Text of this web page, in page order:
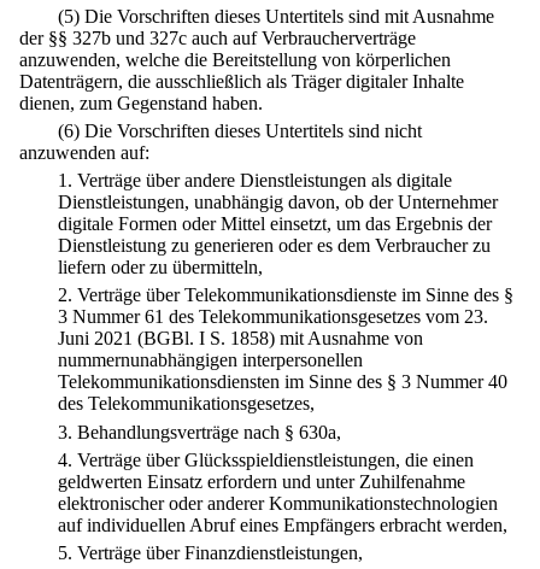
(5) Die Vorschriften dieses Untertitels sind mit Ausnahme
der §§ 327b und 327c auch auf Verbraucherverträge
anzuwenden, welche die Bereitstellung von körperlichen
Datenträgern, die ausschließlich als Träger digitaler Inhalte
dienen, zum Gegenstand haben.
(6) Die Vorschriften dieses Untertitels sind nicht
anzuwenden auf:
1. Verträge über andere Dienstleistungen als digitale
Dienstleistungen, unabhängig davon, ob der Unternehmer
digitale Formen oder Mittel einsetzt, um das Ergebnis der
Dienstleistung zu generieren oder es dem Verbraucher zu
liefern oder zu übermitteln,
2. Verträge über Telekommunikationsdienste im Sinne des §
3 Nummer 61 des Telekommunikationsgesetzes vom 23.
Juni 2021 (BGBl. I S. 1858) mit Ausnahme von
nummernunabhängigen interpersonellen
Telekommunikationsdiensten im Sinne des § 3 Nummer 40
des Telekommunikationsgesetzes,
3. Behandlungsverträge nach § 630a,
4. Verträge über Glücksspieldienstleistungen, die einen
geldwerten Einsatz erfordern und unter Zuhilfenahme
elektronischer oder anderer Kommunikationstechnologien
auf individuellen Abruf eines Empfängers erbracht werden,
5. Verträge über Finanzdienstleistungen,